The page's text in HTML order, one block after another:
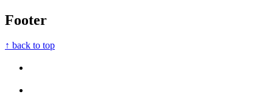
Footer
↑ back to top